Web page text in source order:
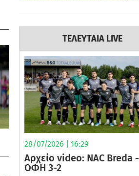
ΤΕΛΕΥΤΑΙΑ LIVE
28/07/2026 | 16:29
Αρχείο video: NAC Breda -
ΟΦΗ 3-2